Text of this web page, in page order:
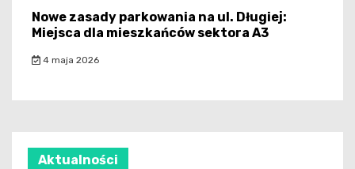
Nowe zasady parkowania na ul. Długiej:
Miejsca dla mieszkańców sektora A3
4 maja 2026
Aktualności